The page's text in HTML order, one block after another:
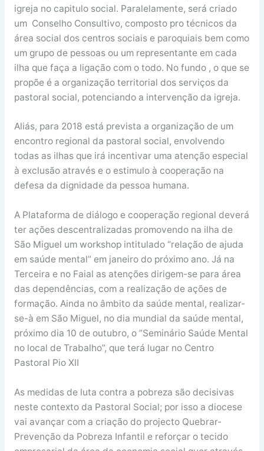
igreja no capitulo social. Paralelamente, será criado
um Conselho Consultivo, composto pro técnicos da
área social dos centros sociais e paroquiais bem como
um grupo de pessoas ou um representante em cada
ilha que faça a ligação com o todo. No fundo , o que se
propõe é a organização territorial dos serviços da
pastoral social, potenciando a intervenção da igreja.
Aliás, para 2018 está prevista a organização de um
encontro regional da pastoral social, envolvendo
todas as ilhas que irá incentivar uma atenção especial
à exclusão através e o estimulo à cooperação na
defesa da dignidade da pessoa humana.
A Plataforma de diálogo e cooperação regional deverá
ter ações descentralizadas promovendo na ilha de
São Miguel um workshop intitulado “relação de ajuda
em saúde mental”​ em janeiro do próximo ano​. Já na
Terceira e no Faial as atenções dirigem-se para área
das dependências, com a realização de ações de
formação. Ainda no âmbito da saúde mental, realizar-
se-à em São Miguel​,​ no dia mundial da saúde mental​,
próximo dia 10 de outubro,​ o ​”​Seminário Saúde Mental
no local de Trabalho​”​, que terá lugar no Centro
Pastoral Pio XII
As medidas de luta contra a pobreza são decisivas
neste contexto da Pastoral Social; por isso a diocese
vai avançar com a criação do projecto Quebrar-
Prevenção da Pobreza Infantil e reforçar o tecido